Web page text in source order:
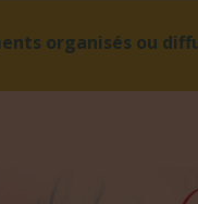
organisés ou